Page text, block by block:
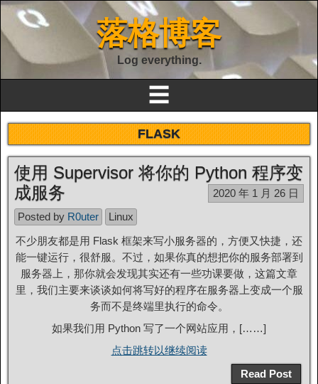
落格博客
Log everything.
☰
FLASK
使用 Supervisor 将你的 Python 程序变
成服务
2020 年 1 月 26 日
Posted by R0uter
Linux
不少朋友都是用 Flask 框架来写小服务器的，方便又快捷，还
能一键运行，很舒服。不过，如果你真的想把你的服务部署到
服务器上，那你就会发现其实还有一些功课要做，这篇文章
里，我们主要来谈谈如何将写好的程序在服务器上变成一个服
务而不是终端里执行的命令。
如果我们用 Python 写了一个网站应用，[……]
点击跳转以继续阅读
Read Post